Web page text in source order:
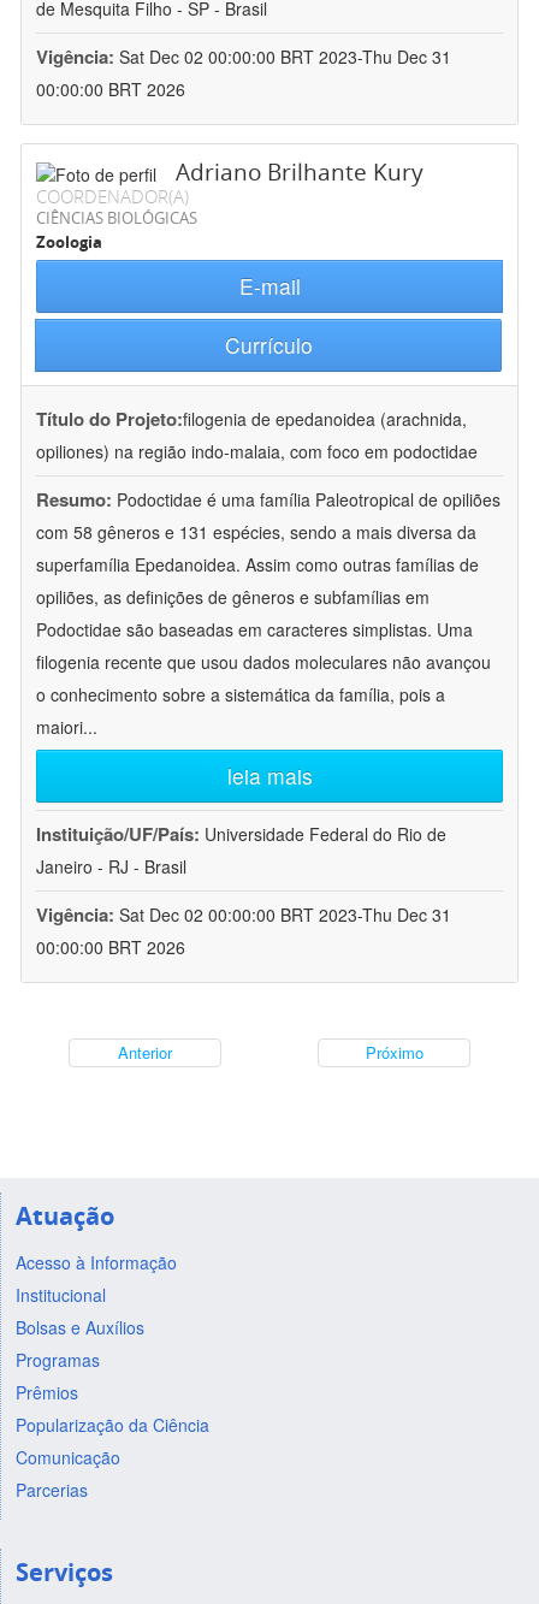
de Mesquita Filho - SP - Brasil
Vigência: Sat Dec 02 00:00:00 BRT 2023-Thu Dec 31
00:00:00 BRT 2026
Adriano Brilhante Kury
COORDENADOR(A)
CIÊNCIAS BIOLÓGICAS
Zoologia
E-mail
Currículo
Título do Projeto:filogenia de epedanoidea (arachnida,
opiliones) na região indo-malaia, com foco em podoctidae
Resumo: Podoctidae é uma família Paleotropical de opiliões
com 58 gêneros e 131 espécies, sendo a mais diversa da
superfamília Epedanoidea. Assim como outras famílias de
opiliões, as definições de gêneros e subfamílias em
Podoctidae são baseadas em caracteres simplistas. Uma
filogenia recente que usou dados moleculares não avançou
o conhecimento sobre a sistemática da família, pois a
maiori...
leia mais
Instituição/UF/País: Universidade Federal do Rio de
Janeiro - RJ - Brasil
Vigência: Sat Dec 02 00:00:00 BRT 2023-Thu Dec 31
00:00:00 BRT 2026
Anterior Próximo
Atuação
Acesso à Informação
Institucional
Bolsas e Auxílios
Programas
Prêmios
Popularização da Ciência
Comunicação
Parcerias
Serviços